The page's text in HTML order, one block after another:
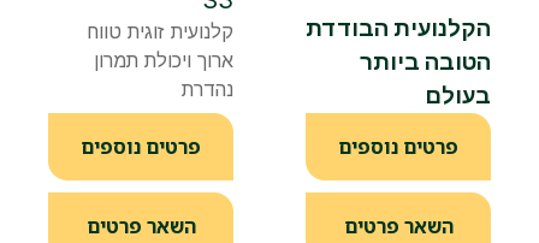
הקלנועית הבודדת
הטובה ביותר
בעולם
פרטים נוספים
השאר פרטים
קלנועית זוגית טווח
ארוך ויכולת תמרון
נהדרת
פרטים נוספים
השאר פרטים